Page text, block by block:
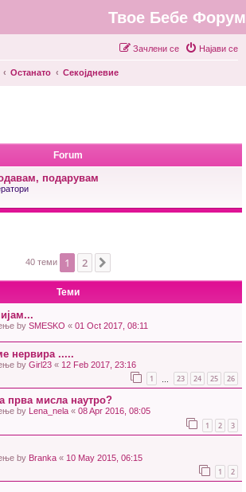
Твое Бебе Форум
Најави се
Зачлени се
Останато Секојдневие
Forum
подарувам
40 теми 1 2
Теми
by SMESKO « 01 Oct 2017, 08:11
нервира .....
by Girl23 « 12 Feb 2017, 23:16
1 23 24 25 26
прва мисла наутро?
by Lena_nela « 08 Apr 2016, 08:05
1 2 3
by Branka « 10 May 2015, 06:15
1 2